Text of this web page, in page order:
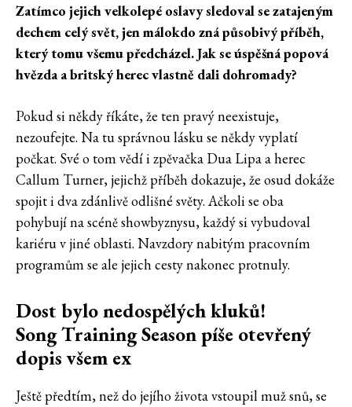
Zatímco jejich velkolepé oslavy sledoval se zatajeným
dechem celý svět, jen málokdo zná působivý příběh,
který tomu všemu předcházel. Jak se úspěšná popová
hvězda a britský herec vlastně dali dohromady?
Pokud si někdy říkáte, že ten pravý neexistuje,
nezoufejte. Na tu správnou lásku se někdy vyplatí
počkat. Své o tom vědí i zpěvačka Dua Lipa a herec
Callum Turner, jejichž příběh dokazuje, že osud dokáže
spojit i dva zdánlivě odlišné světy. Ačkoli se oba
pohybují na scéně showbyznysu, každý si vybudoval
kariéru v jiné oblasti. Navzdory nabitým pracovním
programům se ale jejich cesty nakonec protnuly.
Dost bylo nedospělých kluků!
Song Training Season píše otevřený
dopis všem ex
Ještě předtím, než do jejího života vstoupil muž snů, se